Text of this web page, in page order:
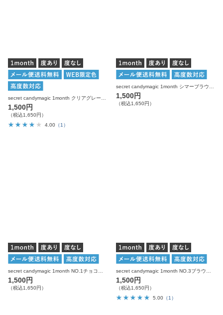
secret candymagic 1month クリアグレー 度あり 度なし 1枚入り×2箱 計2枚 シークレットキャンディーマジック カラコン
1,500円
（税込1,650円）
4.00 （1）
secret candymagic 1month シマーブラウン 度あり 度なし 1枚入り×2箱 計2枚 シークレットキャンディーマジック カラコン
1,500円
（税込1,650円）
1,500円
（税込1,650円）
1,500円
（税込1,650円）
5.00 （1）